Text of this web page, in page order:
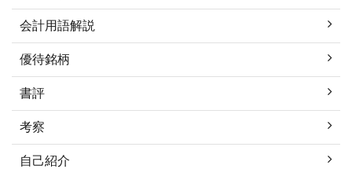
会計用語解説
優待銘柄
書評
考察
自己紹介